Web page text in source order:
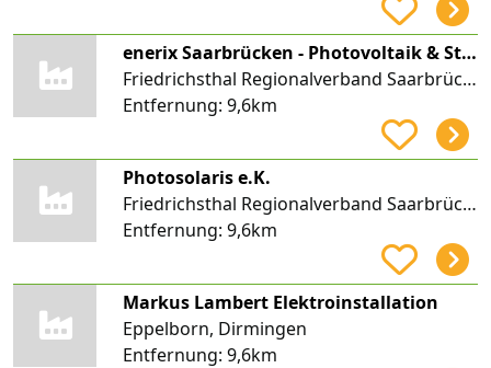
enerix Saarbrücken - Photovoltaik & Stromspeicher
Friedrichsthal Regionalverband Saarbrücken
Entfernung: 9,6km
Photosolaris e.K.
Friedrichsthal Regionalverband Saarbrücken
Entfernung: 9,6km
Markus Lambert Elektroinstallation
Eppelborn, Dirmingen
Entfernung: 9,6km